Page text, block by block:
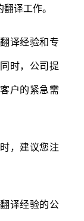
译工作。
译经验和专
时，公司提
户的紧急需
，建议您注
译经验的公